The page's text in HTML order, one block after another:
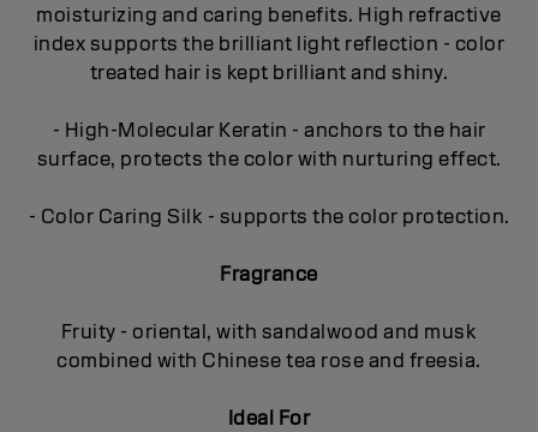
moisturizing and caring benefits. High refractive
index supports the brilliant light reflection - color
treated hair is kept brilliant and shiny.
- High-Molecular Keratin - anchors to the hair
surface, protects the color with nurturing effect.
- Color Caring Silk - supports the color protection.
Fragrance
Fruity - oriental, with sandalwood and musk
combined with Chinese tea rose and freesia.
Ideal For